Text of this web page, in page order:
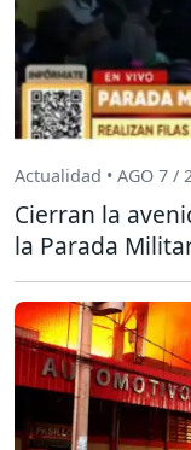
Actualidad • AGO 7 /
Cierran la
la Parada